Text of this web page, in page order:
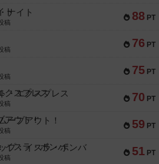
88 PT
ナイト
稿
76 PT
稿
75 PT
稿
70 PT
・エクスプレス
稿
59 PT
ーブアウト！
稿
51 PT
プ：イスラ・ボンバ
稿